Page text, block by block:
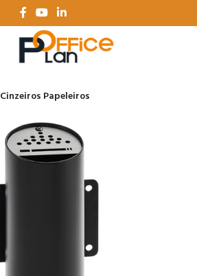
Cinzeiros Papeleiros